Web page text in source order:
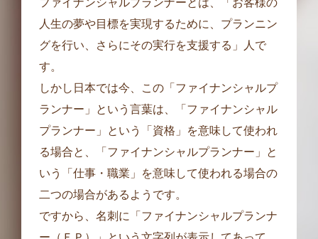
人生の夢や目標を実現するために、プランニン
グを行い、さらにその実行を支援する」人で
す。
しかし日本では今、この「ファイナンシャルプ
ランナー」という言葉は、「ファイナンシャル
プランナー」という「資格」を意味して使われ
る場合と、「ファイナンシャルプランナー」と
いう「仕事・職業」を意味して使われる場合の
二つの場合があるようです。
ですから、名刺に「ファイナンシャルプランナ